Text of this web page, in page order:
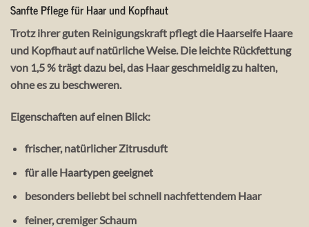
Sanfte Pflege für Haar und Kopfhaut
Trotz ihrer guten Reinigungskraft pflegt die Haarseife Haare
und Kopfhaut auf natürliche Weise. Die leichte Rückfettung
von 1,5 % trägt dazu bei, das Haar geschmeidig zu halten,
ohne es zu beschweren.
Eigenschaften auf einen Blick:
frischer, natürlicher Zitrusduft
für alle Haartypen geeignet
besonders beliebt bei schnell nachfettendem Haar
feiner, cremiger Schaum